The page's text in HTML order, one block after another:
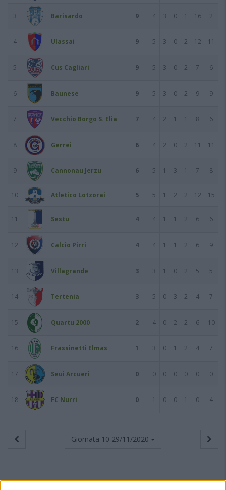
3 Barisardo 9 4 3 0 1 16 2
4 Ulassai 9 5 3 0 2 12 11
5 Cus Cagliari 9 5 3 0 2 7 6
6 Baunese 9 5 3 0 2 9 9
7 Vecchio Borgo S. Elia 7 4 2 1 1 8 6
8 Gerrei 6 4 2 0 2 11 11
9 Cannonau Jerzu 6 5 1 3 1 7 8
10 Atletico Lotzorai 5 5 1 2 2 12 15
11 Sestu 4 4 1 1 2 6 6
12 Calcio Pirri 4 4 1 1 2 6 9
13 Villagrande 3 3 1 0 2 5 5
14 Tertenia 3 5 0 3 2 4 7
15 Quartu 2000 2 4 0 2 2 6 10
16 Frassinetti Elmas 1 3 0 1 2 4 7
17 Seui Arcueri 0 0 0 0 0 0 0
18 FC Nurri 0 1 0 0 1 0 4
Giornata 10 29/11/2020